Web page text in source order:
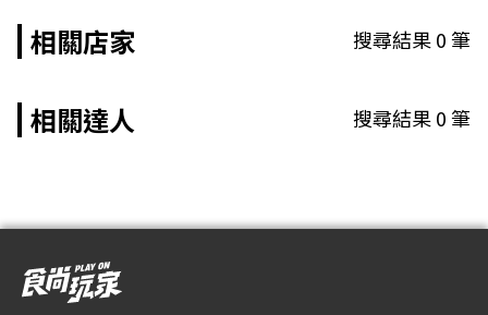
相關店家 搜尋結果0筆
相關達人 搜尋結果0筆